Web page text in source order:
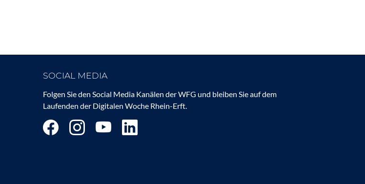
SOCIAL MEDIA
Folgen Sie den Social Media Kanälen der WFG und bleiben Sie auf dem
Laufenden der Digitalen Woche Rhein-Erft.